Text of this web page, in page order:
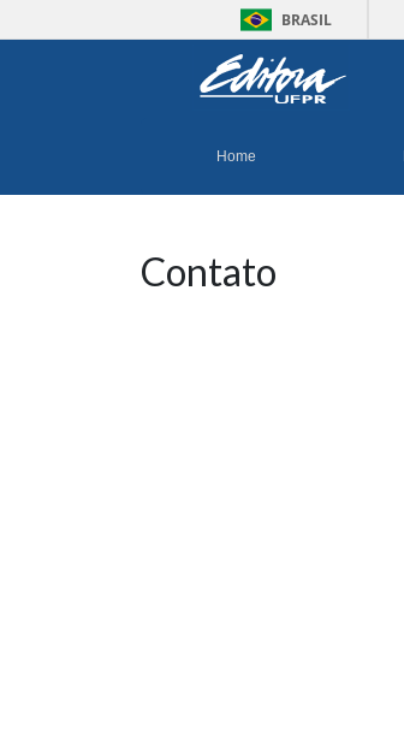
BRASIL
Home
Contato